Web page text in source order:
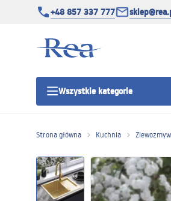
+48 857 337 777
Wszystkie kategorie
Kategorie produktowe
Kabiny prysznicowe
Drzwi prysznicowe
Strona główna Kuchnia